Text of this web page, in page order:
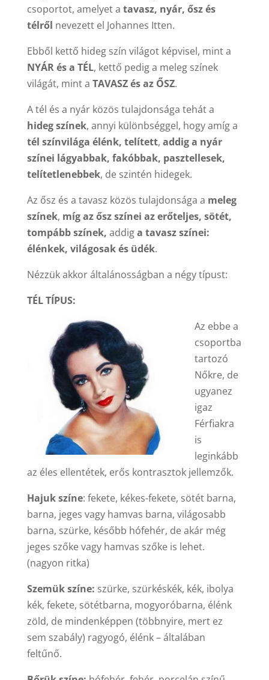
csoportot, amelyet a tavasz, nyár, ősz és
télről nevezett el Johannes Itten.
Ebből kettő hideg szín világot képvisel, mint a
NYÁRés a TÉL, kettő pedig a meleg színek
világát, mint a TAVASZés az ŐSZ.
A tél és a nyár közös tulajdonsága tehát a
hideg színek, annyi különbséggel, hogy amíg a
tél színvilága élénk, telített, addig a nyár
színei lágyabbak, fakóbbak, pasztellesek,
telítetlenebbek, de szintén hidegek.
Az ősz és a tavasz közös tulajdonsága a meleg
színek, míg az ősz színei az erőteljes, sötét,
tompább színek, addiga tavasz színei:
élénkek, világosak és üdék.
Nézzük akkor általánosságban a négy típust:
TÉL TÍPUS:
Az ebbe a
csoportba
tartozó
Nőkre, de
ugyanez
igaz
Férfiakra
is
leginkább
az éles ellentétek, erős kontrasztok jellemzők.
Hajuk színe: fekete, kékes-fekete, sötét barna,
barna, jeges vagy hamvas barna, világosabb
barna, szürke, később hófehér, de akár még
jeges szőke vagy hamvas szőke is lehet.
(nagyon ritka)
Szemük színe: szürke, szürkéskék, kék, ibolya
kék, fekete, sötétbarna, mogyoróbarna, élénk
zöld, de mindenképpen (többnyire, mert ez
sem szabály) ragyogó, élénk – általában
feltűnő.